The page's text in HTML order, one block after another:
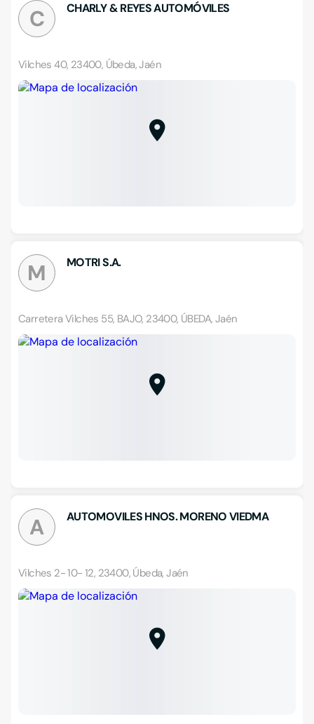
C CHARLY & REYES AUTOMÓVILES
Vilches 40, 23400, Úbeda, Jaén
M MOTRI S.A.
Carretera Vilches 55, BAJO, 23400, ÚBEDA, Jaén
A AUTOMOVILES HNOS. MORENO VIEDMA
Vilches 2- 10- 12, 23400, Úbeda, Jaén